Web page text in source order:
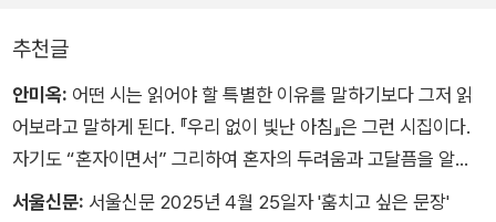
그러면 아름답습니다
매일 살고 다시 슬픈 우리는
모두가 주인공이었던 것입니다
―「디어 마이 프렌드」 부분
어쨌든 나와 함께 있다고 말하기
네게도 주겠다고 말하기
그러면서 시간당 얼마라고 말하기
계급은 없다고 말하면서
귀를 자르면서 듣고 있다고 말하기
추천글
안미옥: 어떤 시는 읽어야 할 특별한 이유를 말하기보다 그저 읽
어보라고 말하게 된다. 『우리 없이 빛난 아침』은 그런 시집이다.
자기도 “혼자이면서” 그리하여 혼자의 두려움과 고달픔을 알기
에, 누군가를 혼자 두지 않으려 하는 마음이 곳곳에 담겨 있다. 시
서울신문: 서울신문 2025년 4월 25일자 '훔치고 싶은 문장'